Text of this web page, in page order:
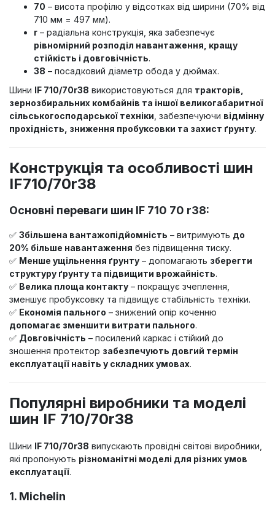
70 – висота профілю у відсотках від ширини (70% від
710 мм = 497 мм).
r – радіальна конструкція, яка забезпечує
рівномірний розподіл навантаження, кращу
стійкість і довговічність.
38 – посадковий діаметр обода у дюймах.
Шини IF 710/70r38 використовуються для тракторів,
зернозбиральних комбайнів та іншої великогабаритної
сільськогосподарської техніки , забезпечуючи відмінну
прохідність, зниження пробуксовки та захист ґрунту.
Конструкція та особливості шин
IF710/70r38
Основні переваги шин IF 710 70 r38:
✅ Збільшена вантажопідйомність – витримують до
20% більше навантаження без підвищення тиску.
✅ Менше ущільнення ґрунту – допомагають зберегти
структуру ґрунту та підвищити врожайність.
✅ Велика площа контакту – покращує зчеплення,
зменшує пробуксовку та підвищує стабільність техніки.
✅ Економія пального – знижений опір коченню
допомагає зменшити витрати пального.
✅ Довговічність – посилений каркас і стійкий до
зношення протектор забезпечують довгий термін
експлуатації навіть у складних умовах.
Популярні виробники та моделі
шин IF 710/70r38
Шини IF 710/70r38 випускають провідні світові виробники,
які пропонують різноманітні моделі для різних умов
експлуатації.
1. Michelin